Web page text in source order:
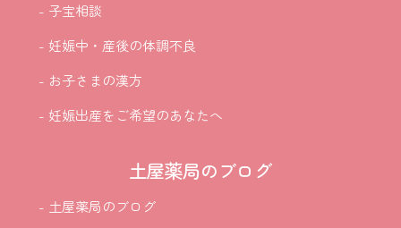
- 子宝相談
- 妊娠中・産後の体調不良
- お子さまの漢方
- 妊娠出産をご希望のあなたへ
土屋薬局のブログ
- 土屋薬局のブログ